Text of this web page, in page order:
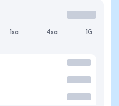
1sa 4sa 1G